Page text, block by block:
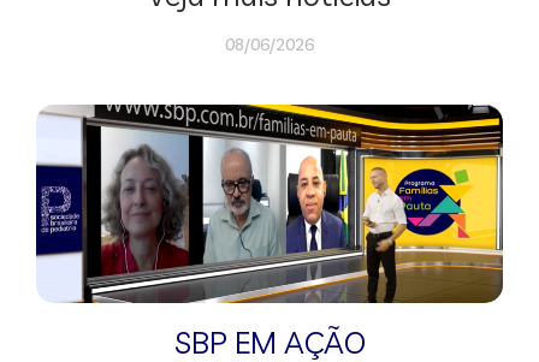
08/06/2026
SBP EM AÇÃO